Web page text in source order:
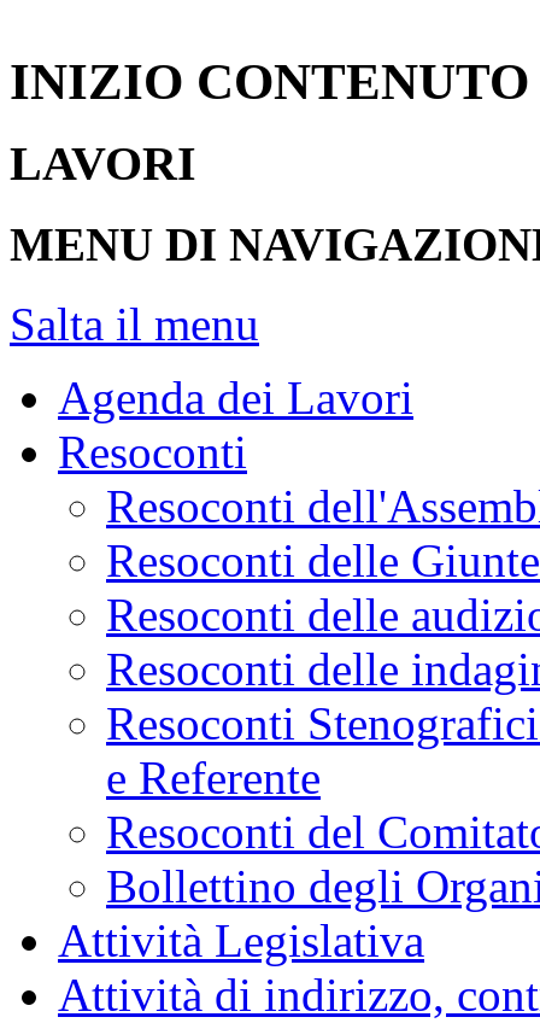
INIZIO CONTENUTO
LAVORI
MENU DI
Salta il menu
Agenda dei Lavori
Resoconti
Resoconti
Resoconti delle
Resoconti delle
Resoconti delle
Resoconti
e Referente
Resoconti del
Bollettino degli
Attività Legislativa
Attività di indirizzo,